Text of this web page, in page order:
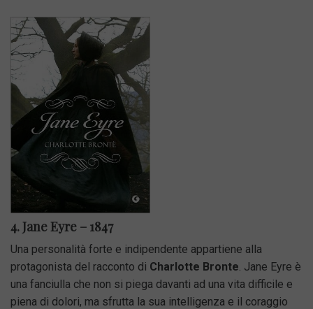
4. Jane Eyre – 1847
Una personalità forte e indipendente appartiene alla
protagonista del racconto di Charlotte Bronte. Jane Eyre è
una fanciulla che non si piega davanti ad una vita difficile e
piena di dolori, ma sfrutta la sua intelligenza e il coraggio